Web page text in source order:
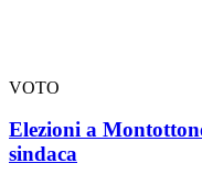
VOTO
Elezioni a
sindaca